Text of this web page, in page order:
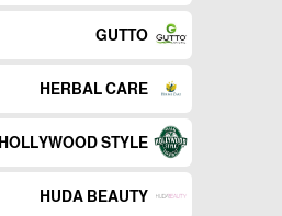
GUTTO
HERBAL CARE
HOLLYWOOD STYLE
HUDA BEAUTY